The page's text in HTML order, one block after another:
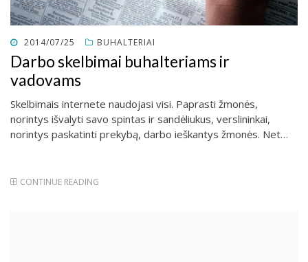
POSTED
ON
2014/07/25 BUHALTERIAI
Darbo skelbimai buhalteriams ir
vadovams
Skelbimais internete naudojasi visi. Paprasti žmonės,
norintys išvalyti savo spintas ir sandėliukus, verslininkai,
norintys paskatinti prekybą, darbo ieškantys žmonės. Net…
CONTINUE READING